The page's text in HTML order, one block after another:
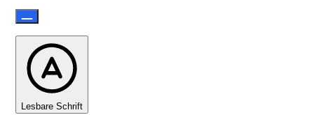
Lesbare Schrift